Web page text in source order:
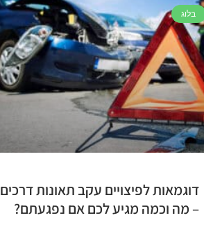
בלוג
דוגמאות לפיצויים עקב תאונות דרכים
– מה וכמה מגיע לכם אם נפגעתם?